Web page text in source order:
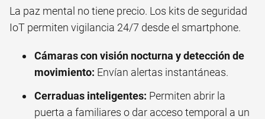
La paz mental no tiene precio. Los kits de seguridad
IoT permiten vigilancia 24/7 desde el smartphone.
Cámaras con visión nocturna y detección de
movimiento: Envían alertas instantáneas.
Cerraduas inteligentes: Permiten abrir la
puerta a familiares o dar acceso temporal a un